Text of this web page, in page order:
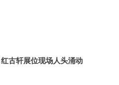
古轩展位现场人头涌动